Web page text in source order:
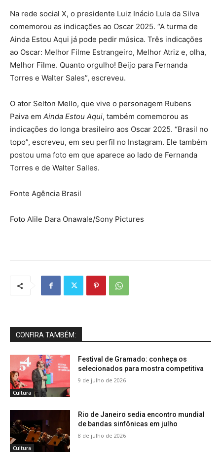
Na rede social X, o presidente Luiz Inácio Lula da Silva
comemorou as indicações ao Oscar 2025. “A turma de
Ainda Estou Aqui já pode pedir música. Três indicações
ao Oscar: Melhor Filme Estrangeiro, Melhor Atriz e, olha,
Melhor Filme. Quanto orgulho! Beijo para Fernanda
Torres e Walter Sales”, escreveu.
O ator Selton Mello, que vive o personagem Rubens
Paiva em Ainda Estou Aqui, também comemorou as
indicações do longa brasileiro aos Oscar 2025. “Brasil no
topo”, escreveu, em seu perfil no Instagram. Ele também
postou uma foto em que aparece ao lado de Fernanda
Torres e de Walter Salles.
Fonte Agência Brasil
Foto Alile Dara Onawale/Sony Pictures
CONFIRA TAMBÉM:
Cultura
Festival de Gramado: conheça os
selecionados para mostra competitiva
9 de julho de 2026
Cultura
Rio de Janeiro sedia encontro mundial
de bandas sinfônicas em julho
8 de julho de 2026